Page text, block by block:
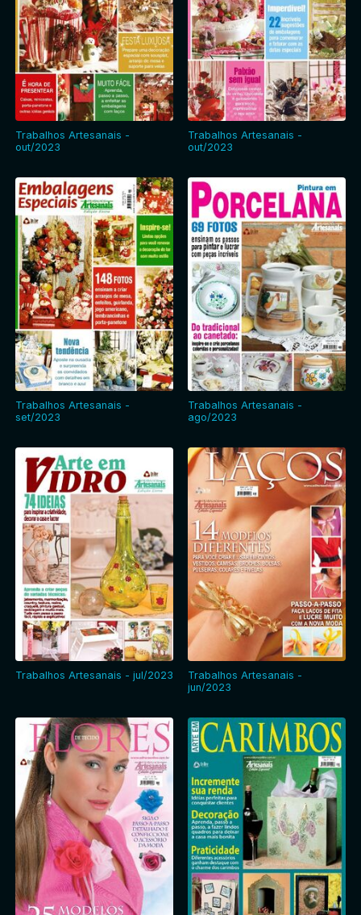
Trabalhos Artesanais -
out/2023
Trabalhos Artesanais -
out/2023
Trabalhos Artesanais -
set/2023
Trabalhos Artesanais -
ago/2023
Trabalhos Artesanais - jul/2023
Trabalhos Artesanais -
jun/2023